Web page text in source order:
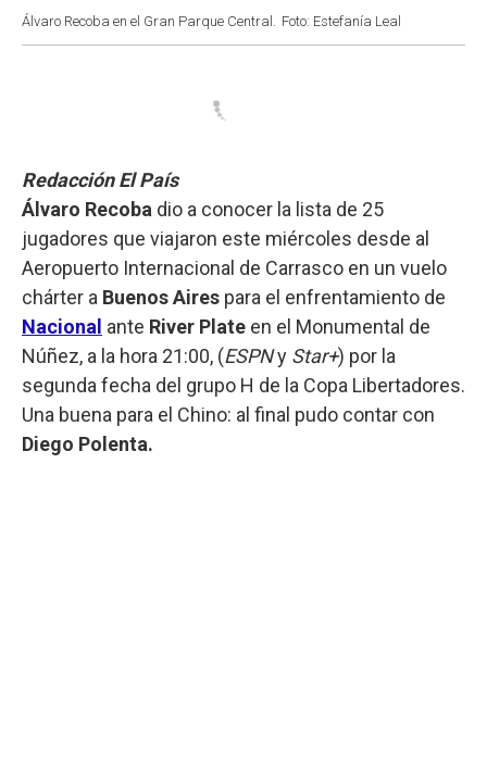
Álvaro Recoba en el Gran Parque Central. Foto: Estefanía Leal
Redacción El País
Álvaro Recoba dio a conocer la lista de 25
jugadores que viajaron este miércoles desde al
Aeropuerto Internacional de Carrasco en un vuelo
chárter a Buenos Aires para el enfrentamiento de
Nacional ante River Plate en el Monumental de
Núñez, a la hora 21:00, (ESPNy Star+) por la
segunda fecha del grupo H de la Copa Libertadores.
Una buena para el Chino: al final pudo contar con
Diego Polenta.